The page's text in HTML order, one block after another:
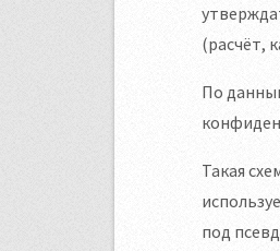
(расчёт,
По
Такая
под